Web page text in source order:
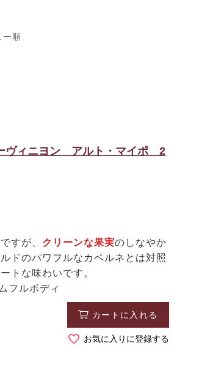
ー順
ヴィニヨン アルト・マイポ 2
すが、 クリーンな果実のしなやか
ドのパワフルなカベルネとは対照
トな味わいです。
フルボディ
カートに入れる
お気に入りに登録する